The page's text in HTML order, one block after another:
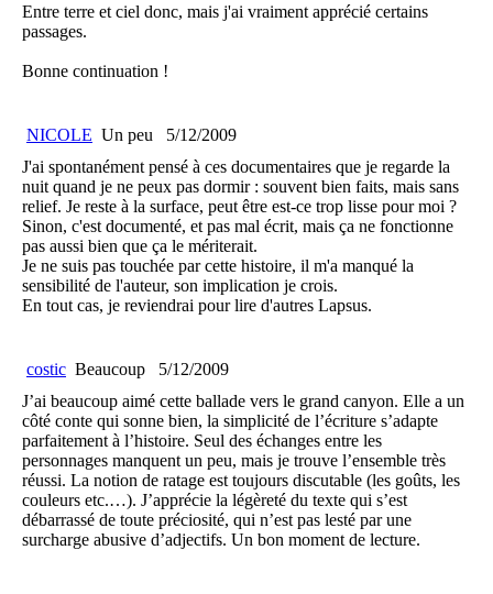
Entre terre et ciel donc, mais j'ai vraiment apprécié certains
passages.
Bonne continuation !
NICOLE Un peu
5/12/2009
J'ai spontanément pensé à ces documentaires que je regarde la
nuit quand je ne peux pas dormir : souvent bien faits, mais sans
relief. Je reste à la surface, peut être est-ce trop lisse pour moi ?
Sinon, c'est documenté, et pas mal écrit, mais ça ne fonctionne
pas aussi bien que ça le mériterait.
Je ne suis pas touchée par cette histoire, il m'a manqué la
sensibilité de l'auteur, son implication je crois.
En tout cas, je reviendrai pour lire d'autres Lapsus.
costic Beaucoup
5/12/2009
J’ai beaucoup aimé cette ballade vers le grand canyon. Elle a un
côté conte qui sonne bien, la simplicité de l’écriture s’adapte
parfaitement à l’histoire. Seul des échanges entre les
personnages manquent un peu, mais je trouve l’ensemble très
réussi. La notion de ratage est toujours discutable (les goûts, les
couleurs etc.…). J’apprécie la légèreté du texte qui s’est
débarrassé de toute préciosité, qui n’est pas lesté par une
surcharge abusive d’adjectifs. Un bon moment de lecture.